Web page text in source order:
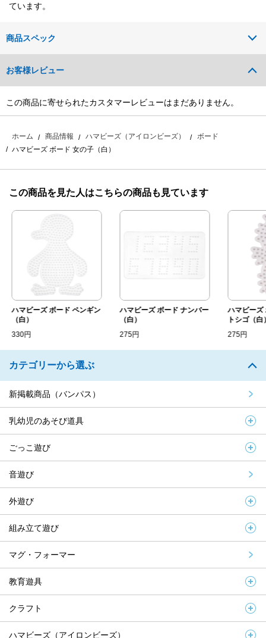
ています。
商品スペック
お客様レビュー
この商品に寄せられたカスタマーレビューはまだありません。
ホーム 商品情報 ハマビーズ（アイロンビーズ）
ボード
ハマビーズ ボード 女の子（白）
この商品を見た人はこちらの商品も見ています
ハマビーズ ボード ペンギン
（白）
330円
ハマビーズ ボード ナンバー
（白）
275円
ハマビーズ
トシゴ（白
275円
カテゴリーから選ぶ
新掲載商品（バンパス）
乳幼児のあそび道具
ごっこ遊び
音遊び
外遊び
組み立て遊び
マグ・フォーマー
教育遊具
クラフト
ハマビーズ（アイロンビーズ）